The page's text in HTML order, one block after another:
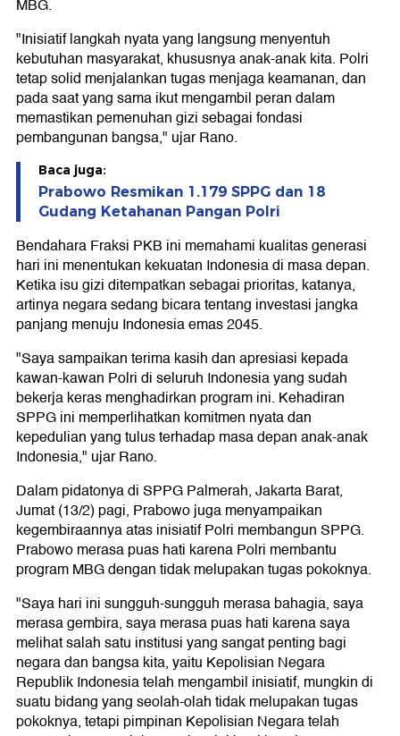
MBG.
"Inisiatif langkah nyata yang langsung menyentuh
kebutuhan masyarakat, khususnya anak-anak kita. Polri
tetap solid menjalankan tugas menjaga keamanan, dan
pada saat yang sama ikut mengambil peran dalam
memastikan pemenuhan gizi sebagai fondasi
pembangunan bangsa," ujar Rano.
Baca juga:
Prabowo Resmikan 1.179 SPPG dan 18
Gudang Ketahanan Pangan Polri
Bendahara Fraksi PKB ini memahami kualitas generasi
hari ini menentukan kekuatan Indonesia di masa depan.
Ketika isu gizi ditempatkan sebagai prioritas, katanya,
artinya negara sedang bicara tentang investasi jangka
panjang menuju Indonesia emas 2045.
"Saya sampaikan terima kasih dan apresiasi kepada
kawan-kawan Polri di seluruh Indonesia yang sudah
bekerja keras menghadirkan program ini. Kehadiran
SPPG ini memperlihatkan komitmen nyata dan
kepedulian yang tulus terhadap masa depan anak-anak
Indonesia," ujar Rano.
Dalam pidatonya di SPPG Palmerah, Jakarta Barat,
Jumat (13/2) pagi, Prabowo juga menyampaikan
kegembiraannya atas inisiatif Polri membangun SPPG.
Prabowo merasa puas hati karena Polri membantu
program MBG dengan tidak melupakan tugas pokoknya.
"Saya hari ini sungguh-sungguh merasa bahagia, saya
merasa gembira, saya merasa puas hati karena saya
melihat salah satu institusi yang sangat penting bagi
negara dan bangsa kita, yaitu Kepolisian Negara
Republik Indonesia telah mengambil inisiatif, mungkin di
suatu bidang yang seolah-olah tidak melupakan tugas
pokoknya, tetapi pimpinan Kepolisian Negara telah